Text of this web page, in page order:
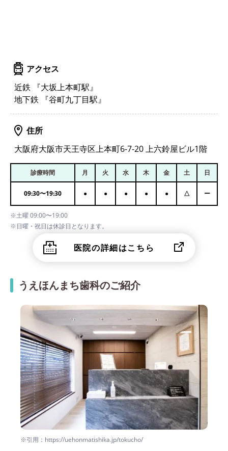
アクセス
近鉄 『大坂上本町駅』
地下鉄 『谷町九丁目駅』
住所
大阪府大阪市天王寺区上本町6-7-20 上六鈴屋ビル1階
診療時間 月 火 水 木 金 土 日
09:30〜19:30 ● ● ● ● ● △ ー
※土曜 09:00〜19:00
※日曜・祝日は休診日となります。
医院の詳細はこちら
うえほんまち歯科のご紹介
※引用：https://uehonmatishika.jp/tokucho/